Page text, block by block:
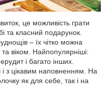
це можливість грати
та класний подарунок.
– їх чітко можна
віком. Найпопулярніші:
і багато інших.
і з цікавим наповненням. На
як для себе, так і на